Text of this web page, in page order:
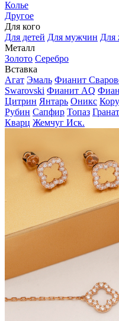
Колье
Другое
Для кого
Для детей Для мужчин Для
Металл
Золото Серебро
Вставка
Агат Эмаль Фианит
Swarovski Фианит AQ
Цитрин Янтарь Оникс
Рубин Сапфир Топаз Гранат
Кварц Жемчуг Иск.